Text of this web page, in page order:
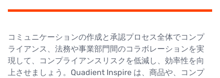
コミュニケーションの作成と承認プロセス全体でコンプ
ライアンス、法務や事業部門間のコラボレーションを実
現して、コンプライアンスリスクを低減し、効率性を向
上させましょう。Quadient Inspire は、商品や、コンプ